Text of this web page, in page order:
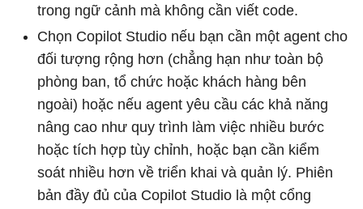
trong ngữ cảnh mà không cần viết code.
Chọn Copilot Studio nếu bạn cần một agent cho
đối tượng rộng hơn (chẳng hạn như toàn bộ
phòng ban, tổ chức hoặc khách hàng bên
ngoài) hoặc nếu agent yêu cầu các khả năng
nâng cao như quy trình làm việc nhiều bước
hoặc tích hợp tùy chỉnh, hoặc bạn cần kiểm
soát nhiều hơn về triển khai và quản lý. Phiên
bản đầy đủ của Copilot Studio là một cổng